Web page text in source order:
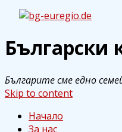
bg-
Български
Български
Българите сме едно
Skip to content
Начало
За нас